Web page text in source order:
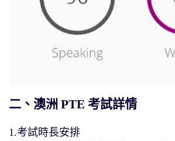
二、澳洲 PTE 考試詳情
1.考試時長安排